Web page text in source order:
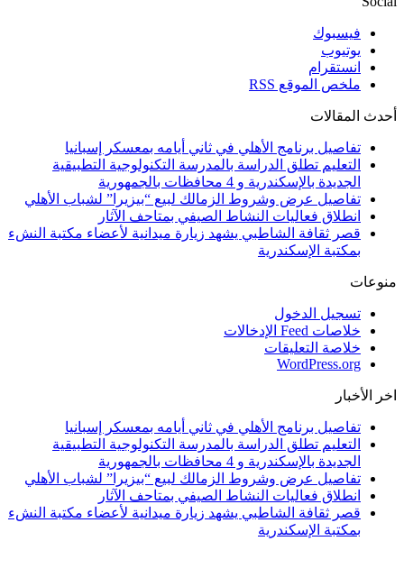
فيسبوك
يوتيوب
انستقرام
ملخص الموقع RSS
أحدث المقالات
تفاصيل برنامج الأهلي في ثاني أيامه بمعسكر إسبانيا
التعليم تطلق الدراسة بالمدرسة التكنولوجية التطبيقية
الجديدة بالإسكندرية و 4 محافظات بالجمهورية
تفاصيل عرض وشروط الزمالك لبيع “بيزيرا” لشباب الأهلي
انطلاق فعاليات النشاط الصيفي بمتاحف الآثار
قصر ثقافة الشاطبي يشهد زيارة ميدانية لأعضاء مكتبة النشء
بمكتبة الإسكندرية
منوعات
تسجيل الدخول
خلاصات Feed الإدخالات
خلاصة التعليقات
WordPress.org
اخر الأخبار
تفاصيل برنامج الأهلي في ثاني أيامه بمعسكر إسبانيا
التعليم تطلق الدراسة بالمدرسة التكنولوجية التطبيقية
الجديدة بالإسكندرية و 4 محافظات بالجمهورية
تفاصيل عرض وشروط الزمالك لبيع “بيزيرا” لشباب الأهلي
انطلاق فعاليات النشاط الصيفي بمتاحف الآثار
قصر ثقافة الشاطبي يشهد زيارة ميدانية لأعضاء مكتبة النشء
بمكتبة الإسكندرية